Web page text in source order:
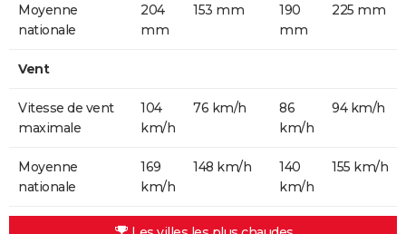
Moyenne
nationale
204
mm
153 mm
190
mm
225 mm
Vent
Vitesse de vent
maximale
104
km/h
76 km/h
86
km/h
94 km/h
Moyenne
nationale
169
km/h
148 km/h
140
km/h
155 km/h